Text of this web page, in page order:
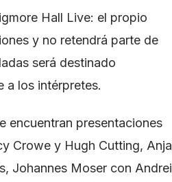
Hall Live: el propio
y no retendrá parte de
será destinado
a los intérpretes.
encuentran presentaciones
Crowe y Hugh Cutting, Anja
Johannes Moser con Andrei